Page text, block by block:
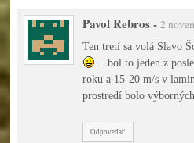
Pavol Rebros- 2
Ten tretí sa volá Slavo
.. bol to jeden z
roku a 15-20 m/s v
prostredí bolo
Odpovedať